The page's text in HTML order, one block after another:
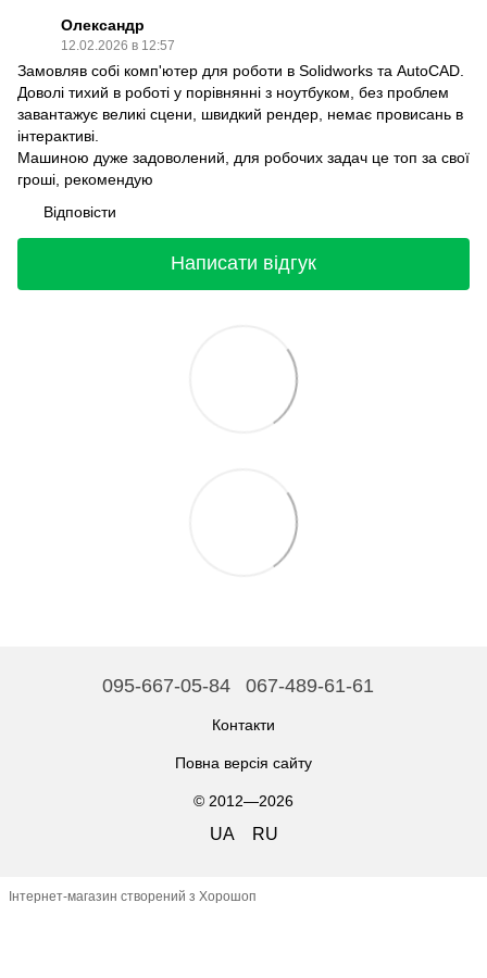
Олександр
12.02.2026 в 12:57
Замовляв собі комп'ютер для роботи в Solidworks та AutoCAD.
Доволі тихий в роботі у порівнянні з ноутбуком, без проблем
завантажує великі сцени, швидкий рендер, немає провисань в
інтерактиві.
Машиною дуже задоволений, для робочих задач це топ за свої
гроші, рекомендую
Відповісти
Написати відгук
095-667-05-84 067-489-61-61
Контакти
Повна версія сайту
© 2012—2026
UA RU
Інтернет-магазин створений з Хорошоп